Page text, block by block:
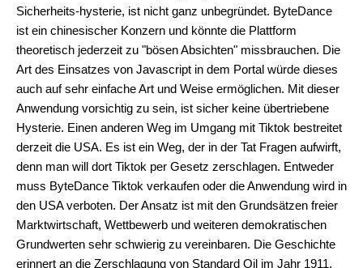
Sicherheits-hysterie, ist nicht ganz unbegründet. ByteDance
ist ein chinesischer Konzern und könnte die Plattform
theoretisch jederzeit zu "bösen Absichten" missbrauchen. Die
Art des Einsatzes von Javascript in dem Portal würde dieses
auch auf sehr einfache Art und Weise ermöglichen. Mit dieser
Anwendung vorsichtig zu sein, ist sicher keine übertriebene
Hysterie. Einen anderen Weg im Umgang mit Tiktok bestreitet
derzeit die USA. Es ist ein Weg, der in der Tat Fragen aufwirft,
denn man will dort Tiktok per Gesetz zerschlagen. Entweder
muss ByteDance Tiktok verkaufen oder die Anwendung wird in
den USA verboten. Der Ansatz ist mit den Grundsätzen freier
Marktwirtschaft, Wettbewerb und weiteren demokratischen
Grundwerten sehr schwierig zu vereinbaren. Die Geschichte
erinnert an die Zerschlagung von Standard Oil im Jahr 1911.